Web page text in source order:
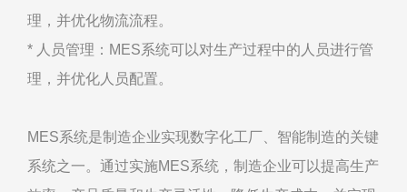
理，并优化物流流程。
* 人员管理：MES系统可以对生产过程中的人员进行管
理，并优化人员配置。
MES系统是制造企业实现数字化工厂、智能制造的关键
系统之一。通过实施MES系统，制造企业可以提高生产